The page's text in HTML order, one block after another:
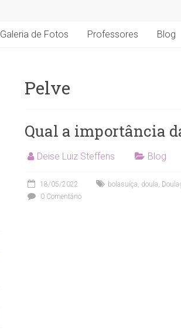
Galeria de Fotos Professores Blog
Pelve
Qual a importância
Deise Luiz Steffens Blog
18/05/2022 bolasuíça, doula,
0 Comentário